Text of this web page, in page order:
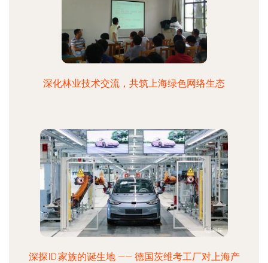
深化林业技术交流，共筑上海绿色网络生态
深探ID.家族的诞生地 —— 德国茨维考工厂对上海产